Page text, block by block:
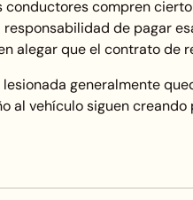
conductores compren
de pagar
alegar que el contrato de
generalmente
al vehículo siguen